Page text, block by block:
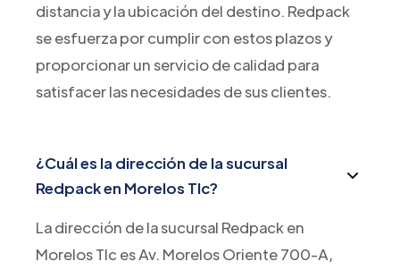
distancia y la ubicación del destino. Redpack
se esfuerza por cumplir con estos plazos y
proporcionar un servicio de calidad para
satisfacer las necesidades de sus clientes.
¿Cuál es la dirección de la sucursal
Redpack en Morelos Tlc?
La dirección de la sucursal Redpack en
Morelos Tlc es Av. Morelos Oriente 700-A,